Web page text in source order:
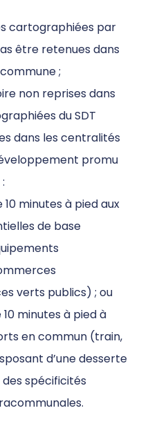
cartographiées par
être retenues dans
;
non reprises dans
du SDT
dans les centralités
promu
minutes à pied aux
de base
verts publics) ; ou
minutes à pied à
en commun (train,
d’une desserte
spécificités